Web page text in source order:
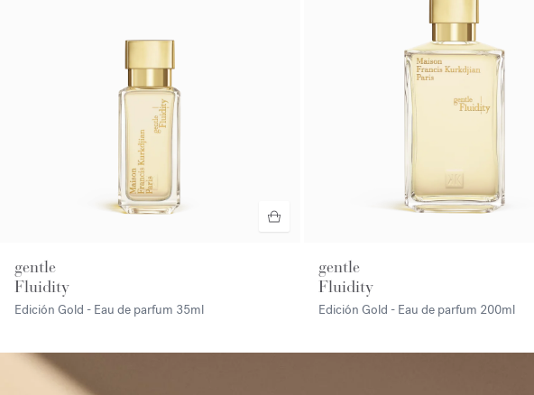
gentle
Fluidity
Edición Gold - Eau de parfum 35ml
gentle
Fluidity
Edición Gold - Eau de parfum 200ml